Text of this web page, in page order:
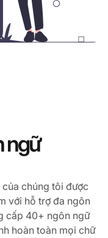
ngữ
chúng tôi được
với hỗ trợ đa ngôn
cấp 40+ ngôn ngữ
hoàn toàn mọi chữ